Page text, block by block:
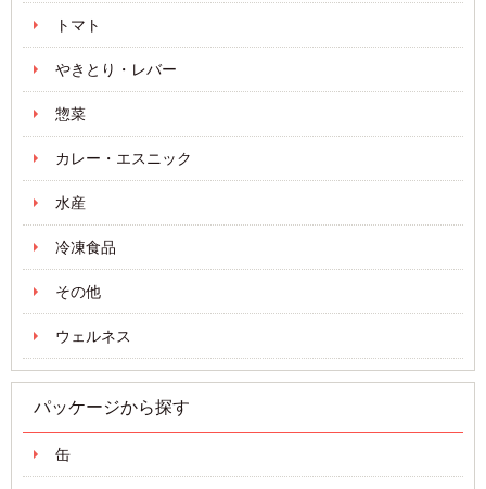
トマト
やきとり・レバー
惣菜
カレー・エスニック
水産
冷凍食品
その他
ウェルネス
パッケージから探す
缶